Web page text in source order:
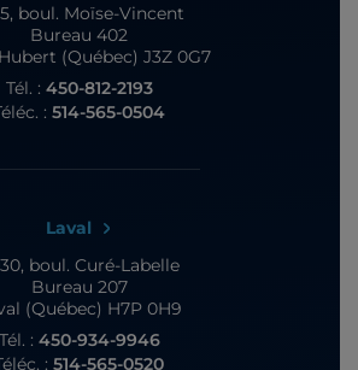
boul. Moïse-Vincent
Bureau 402
(Québec) J3Z 0G7
Tél. : 450-812-2193
: 514-565-0504
Laval
boul. Curé-Labelle
Bureau 207
(Québec) H7P 0H9
Tél. : 450-934-9946
: 514-565-0520